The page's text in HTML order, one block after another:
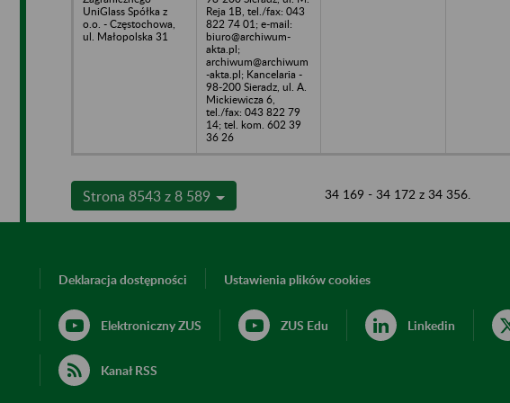
UniGlass Spółka z
o.o. - Częstochowa,
ul. Małopolska 31
Reja 1B, tel./fax: 043
822 74 01; e-mail:
biuro@archiwum-
akta.pl;
archiwum@archiwum
-akta.pl; Kancelaria -
98-200 Sieradz, ul. A.
Mickiewicza 6,
tel./fax: 043 822 79
14; tel. kom. 602 39
36 26
Strona 8543 z 8 589 34 169 - 34 172 z 34 356.
Deklaracja dostępności Ustawienia plików cookies
Elektroniczny ZUS ZUS Edu Linkedin
Kanał RSS